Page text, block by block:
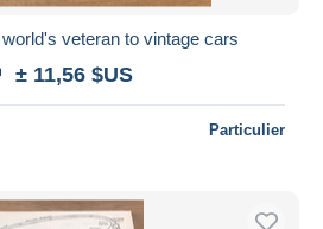
veteran to vintage cars
± 11,56 $US
Particulier